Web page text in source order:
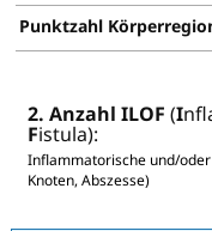
Punktzahl
2. Anzahl ILOF (I
Fistula):
Inflammatorische und/
Knoten, Abszesse)